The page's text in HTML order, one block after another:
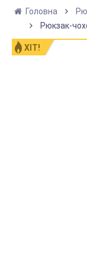
Головна
Рюкзак-
ХІТ!